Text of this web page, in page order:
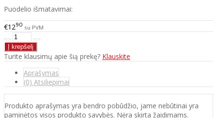
Puodelio išmatavimai:
€1290 su PVM
Turite klausimų apie šią prekę? Klauskite
Aprašymas
(0) Atsiliepimai
Produkto aprašymas yra bendro pobūdžio, jame nebūtinai yra
paminėtos visos produkto savybės. Nėra skirta žaidimams.